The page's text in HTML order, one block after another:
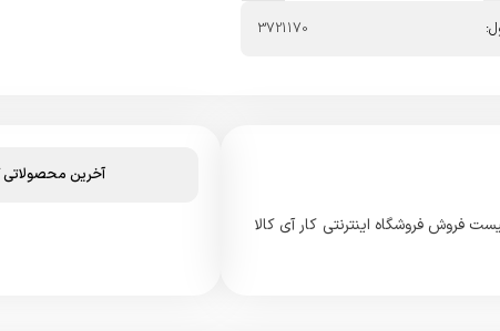
3721170
فروش فروشگاه اینترنتی کار آی کالا
آخرین